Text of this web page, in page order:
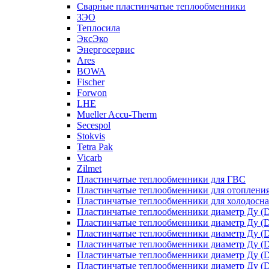
Сварные пластинчатые теплообменники
ЗЭО
Теплосила
ЭксЭко
Энергосервис
Ares
BOWA
Fischer
Forwon
LHE
Mueller Accu-Therm
Secespol
Stokvis
Tetra Pak
Vicarb
Zilmet
Пластинчатые теплообменники для ГВС
Пластинчатые теплообменники для
Пластинчатые теплообменники для
Пластинчатые теплообменники диаметр Ду
Пластинчатые теплообменники диаметр Ду
Пластинчатые теплообменники диаметр Ду
Пластинчатые теплообменники диаметр Ду
Пластинчатые теплообменники диаметр Ду
Пластинчатые теплообменники диаметр Ду